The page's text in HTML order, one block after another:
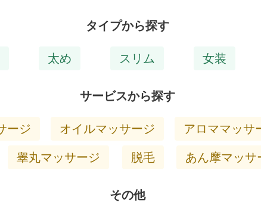
タイプから探す
太め スリム 女装
サービスから探す
ージ オイルマッサージ
アロママッサ
睾丸マッサージ 脱毛 あん摩マッサ
その他